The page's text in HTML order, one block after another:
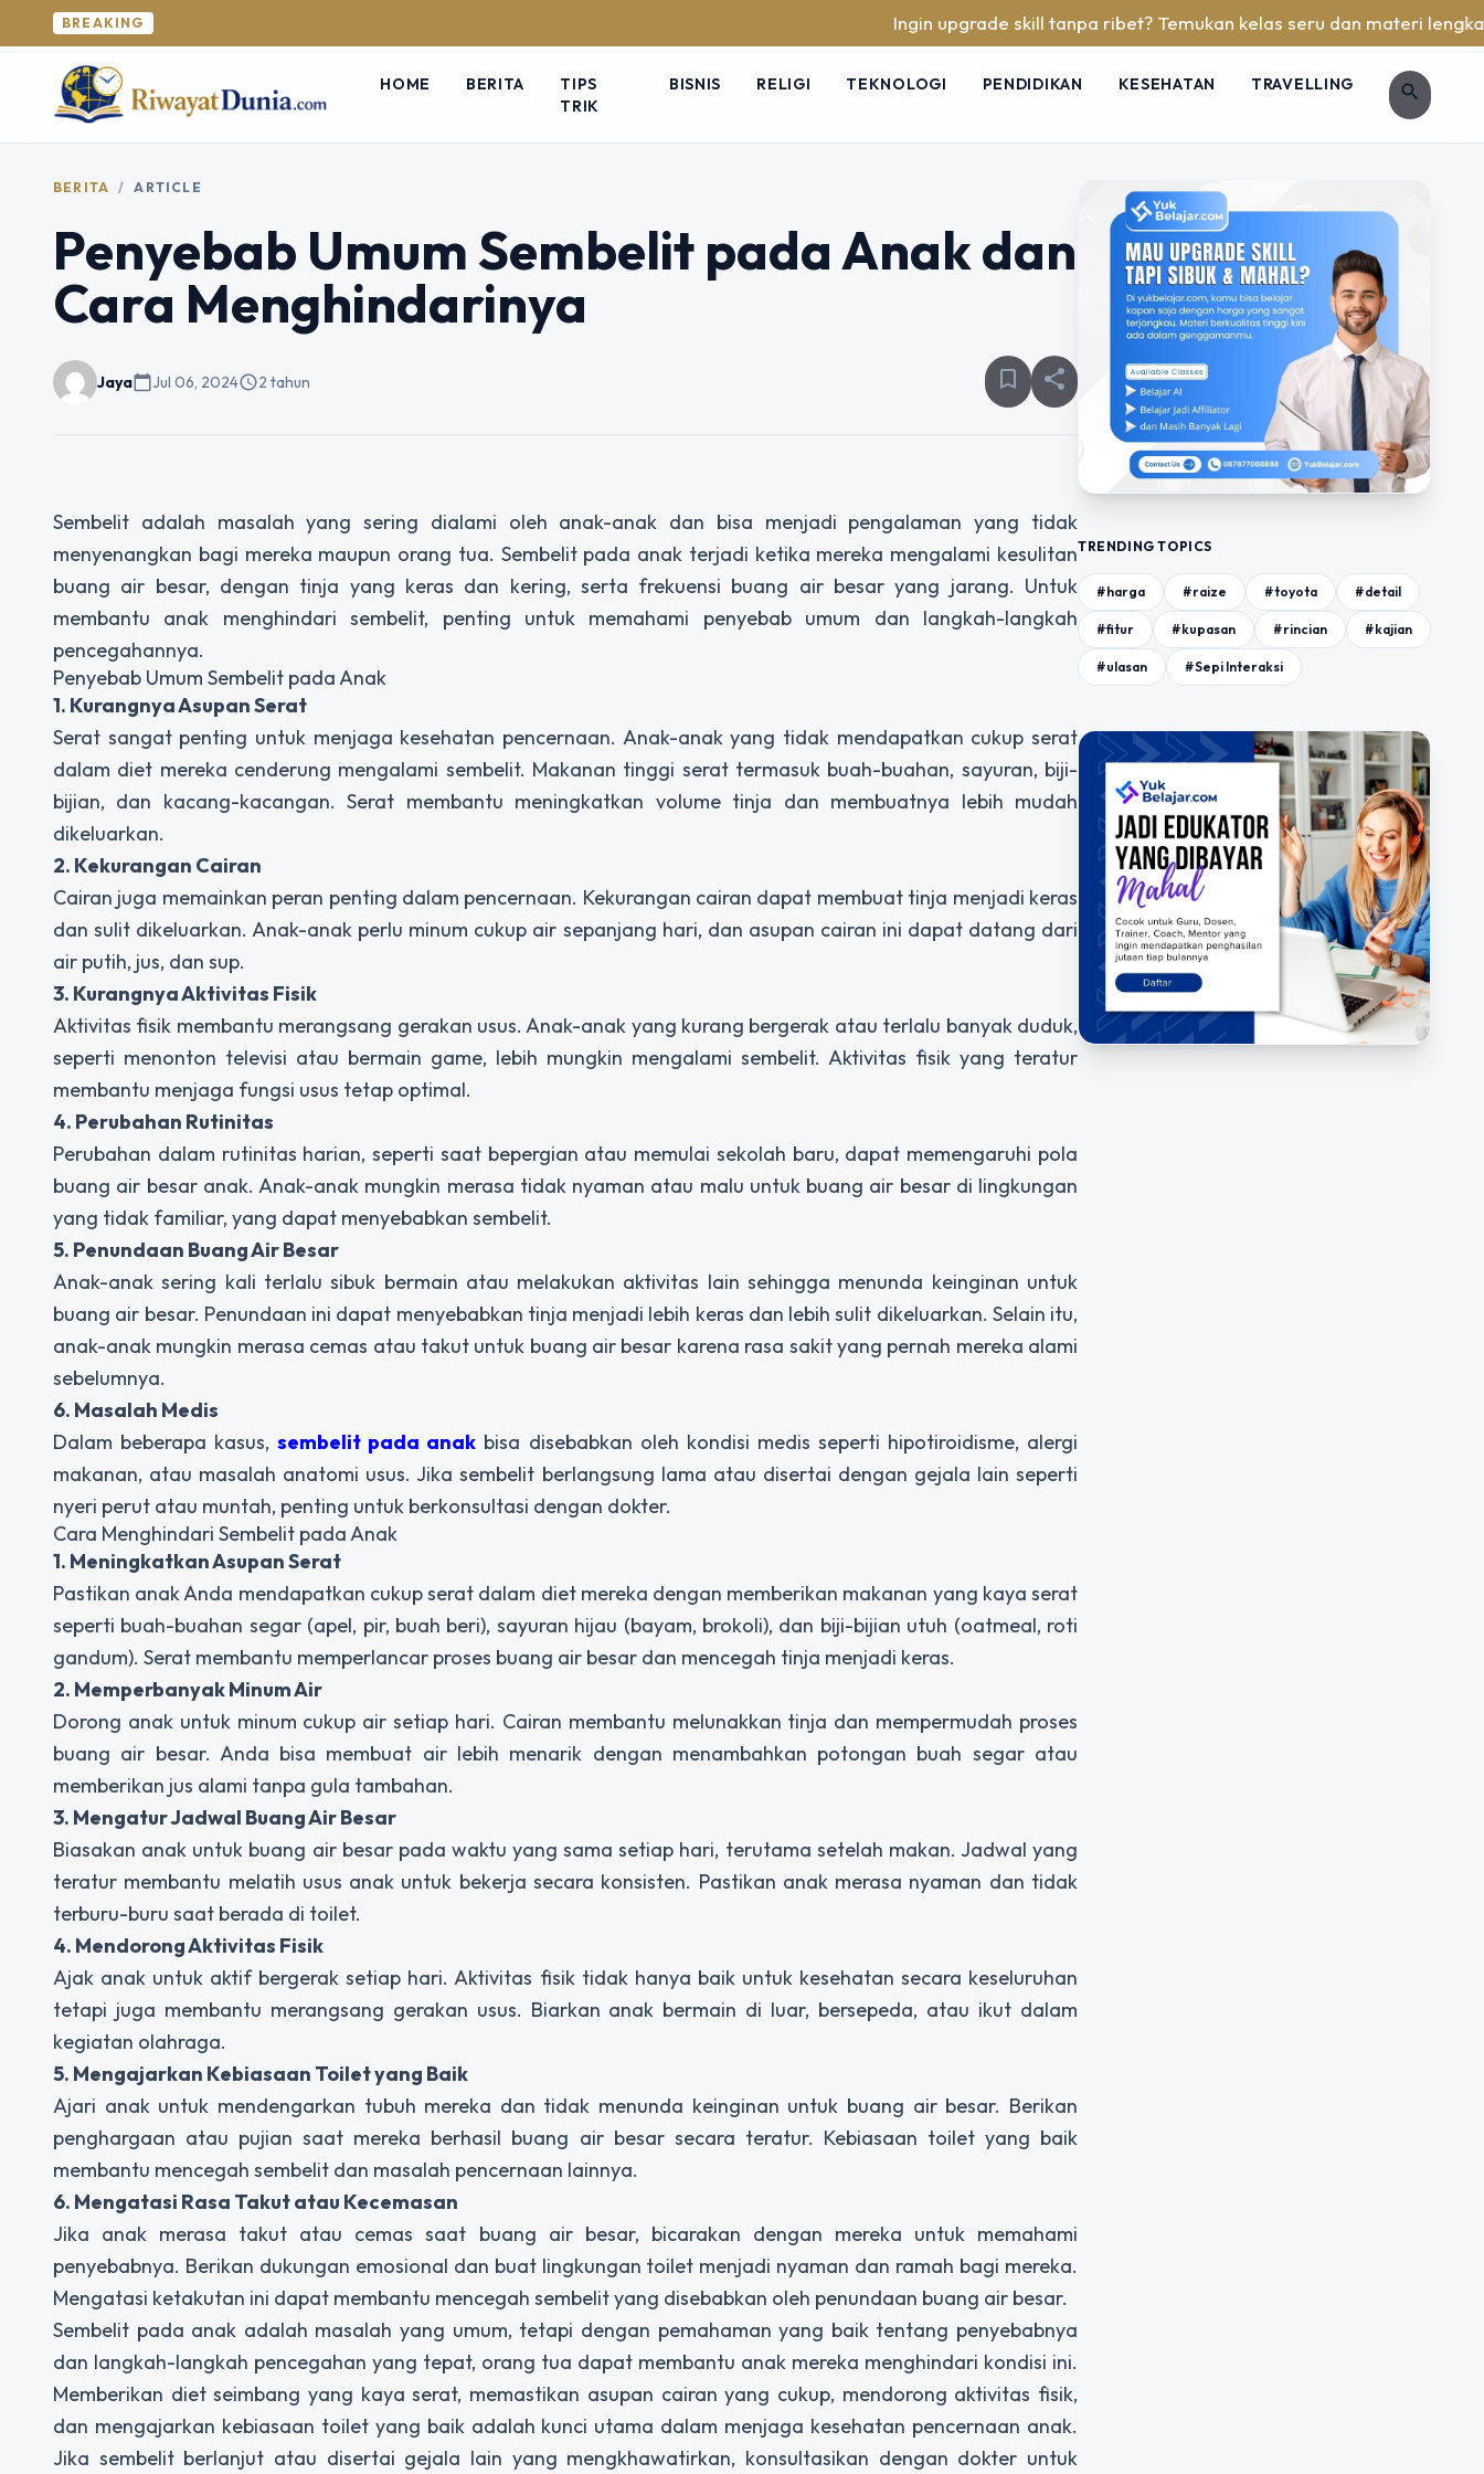
BREAKING Ingin upgrade skill tanpa ribet? Temukan kelas seru dan materi lengkap
HOME BERITA
TIPS
TRIK
BISNIS RELIGI TEKNOLOGI PENDIDIKAN KESEHATAN TRAVELLING search
BERITA / ARTICLE
Penyebab Umum Sembelit pada Anak dan
Cara Menghindarinya
Jayacalendar_todayJul 06, 2024schedule2 tahun bookmark_border share
Sembelit adalah masalah yang sering dialami oleh anak-anak dan bisa menjadi pengalaman yang tidak
menyenangkan bagi mereka maupun orang tua. Sembelit pada anak terjadi ketika mereka mengalami kesulitan
buang air besar, dengan tinja yang keras dan kering, serta frekuensi buang air besar yang jarang. Untuk
membantu anak menghindari sembelit, penting untuk memahami penyebab umum dan langkah-langkah
pencegahannya.
Penyebab Umum Sembelit pada Anak
1. Kurangnya Asupan Serat
Serat sangat penting untuk menjaga kesehatan pencernaan. Anak-anak yang tidak mendapatkan cukup serat
dalam diet mereka cenderung mengalami sembelit. Makanan tinggi serat termasuk buah-buahan, sayuran, biji-
bijian, dan kacang-kacangan. Serat membantu meningkatkan volume tinja dan membuatnya lebih mudah
dikeluarkan.
2. Kekurangan Cairan
Cairan juga memainkan peran penting dalam pencernaan. Kekurangan cairan dapat membuat tinja menjadi keras
dan sulit dikeluarkan. Anak-anak perlu minum cukup air sepanjang hari, dan asupan cairan ini dapat datang dari
air putih, jus, dan sup.
3. Kurangnya Aktivitas Fisik
Aktivitas fisik membantu merangsang gerakan usus. Anak-anak yang kurang bergerak atau terlalu banyak duduk,
seperti menonton televisi atau bermain game, lebih mungkin mengalami sembelit. Aktivitas fisik yang teratur
membantu menjaga fungsi usus tetap optimal.
4. Perubahan Rutinitas
Perubahan dalam rutinitas harian, seperti saat bepergian atau memulai sekolah baru, dapat memengaruhi pola
buang air besar anak. Anak-anak mungkin merasa tidak nyaman atau malu untuk buang air besar di lingkungan
yang tidak familiar, yang dapat menyebabkan sembelit.
5. Penundaan Buang Air Besar
Anak-anak sering kali terlalu sibuk bermain atau melakukan aktivitas lain sehingga menunda keinginan untuk
buang air besar. Penundaan ini dapat menyebabkan tinja menjadi lebih keras dan lebih sulit dikeluarkan. Selain itu,
anak-anak mungkin merasa cemas atau takut untuk buang air besar karena rasa sakit yang pernah mereka alami
sebelumnya.
6. Masalah Medis
Dalam beberapa kasus,sembelit pada anak bisa disebabkan oleh kondisi medis seperti hipotiroidisme, alergi
makanan, atau masalah anatomi usus. Jika sembelit berlangsung lama atau disertai dengan gejala lain seperti
nyeri perut atau muntah, penting untuk berkonsultasi dengan dokter.
Cara Menghindari Sembelit pada Anak
1. Meningkatkan Asupan Serat
Pastikan anak Anda mendapatkan cukup serat dalam diet mereka dengan memberikan makanan yang kaya serat
seperti buah-buahan segar (apel, pir, buah beri), sayuran hijau (bayam, brokoli), dan biji-bijian utuh (oatmeal, roti
gandum). Serat membantu memperlancar proses buang air besar dan mencegah tinja menjadi keras.
2. Memperbanyak Minum Air
Dorong anak untuk minum cukup air setiap hari. Cairan membantu melunakkan tinja dan mempermudah proses
buang air besar. Anda bisa membuat air lebih menarik dengan menambahkan potongan buah segar atau
memberikan jus alami tanpa gula tambahan.
3. Mengatur Jadwal Buang Air Besar
Biasakan anak untuk buang air besar pada waktu yang sama setiap hari, terutama setelah makan. Jadwal yang
teratur membantu melatih usus anak untuk bekerja secara konsisten. Pastikan anak merasa nyaman dan tidak
terburu-buru saat berada di toilet.
4. Mendorong Aktivitas Fisik
Ajak anak untuk aktif bergerak setiap hari. Aktivitas fisik tidak hanya baik untuk kesehatan secara keseluruhan
tetapi juga membantu merangsang gerakan usus. Biarkan anak bermain di luar, bersepeda, atau ikut dalam
kegiatan olahraga.
5. Mengajarkan Kebiasaan Toilet yang Baik
Ajari anak untuk mendengarkan tubuh mereka dan tidak menunda keinginan untuk buang air besar. Berikan
penghargaan atau pujian saat mereka berhasil buang air besar secara teratur. Kebiasaan toilet yang baik
membantu mencegah sembelit dan masalah pencernaan lainnya.
6. Mengatasi Rasa Takut atau Kecemasan
Jika anak merasa takut atau cemas saat buang air besar, bicarakan dengan mereka untuk memahami
penyebabnya. Berikan dukungan emosional dan buat lingkungan toilet menjadi nyaman dan ramah bagi mereka.
Mengatasi ketakutan ini dapat membantu mencegah sembelit yang disebabkan oleh penundaan buang air besar.
Sembelit pada anak adalah masalah yang umum, tetapi dengan pemahaman yang baik tentang penyebabnya
dan langkah-langkah pencegahan yang tepat, orang tua dapat membantu anak mereka menghindari kondisi ini.
Memberikan diet seimbang yang kaya serat, memastikan asupan cairan yang cukup, mendorong aktivitas fisik,
dan mengajarkan kebiasaan toilet yang baik adalah kunci utama dalam menjaga kesehatan pencernaan anak.
Jika sembelit berlanjut atau disertai gejala lain yang mengkhawatirkan, konsultasikan dengan dokter untuk
TRENDING TOPICS
#harga #raize #toyota #detail
#fitur #kupasan #rincian #kajian
#ulasan #Sepi Interaksi